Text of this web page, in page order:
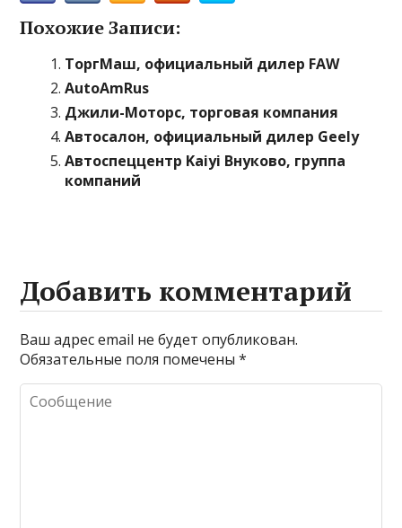
Похожие Записи:
ТоргМаш, официальный дилер FAW
AutoAmRus
Джили-Моторс, торговая компания
Автосалон, официальный дилер Geely
Автоспеццентр Kaiyi Внуково, группа
компаний
Добавить комментарий
Ваш адрес email не будет опубликован.
Обязательные поля помечены*